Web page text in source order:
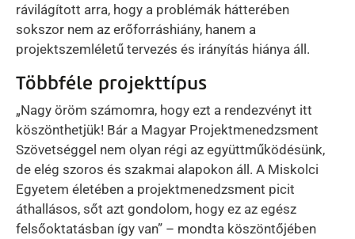
rávilágított arra, hogy a problémák hátterében
sokszor nem az erőforráshiány, hanem a
projektszemléletű tervezés és irányítás hiánya áll.
Többféle projekttípus
„Nagy öröm számomra, hogy ezt a rendezvényt itt
köszönthetjük! Bár a Magyar Projektmenedzsment
Szövetséggel nem olyan régi az együttműködésünk,
de elég szoros és szakmai alapokon áll. A Miskolci
Egyetem életében a projektmenedzsment picit
áthallásos, sőt azt gondolom, hogy ez az egész
felsőoktatásban így van” – mondta köszöntőjében